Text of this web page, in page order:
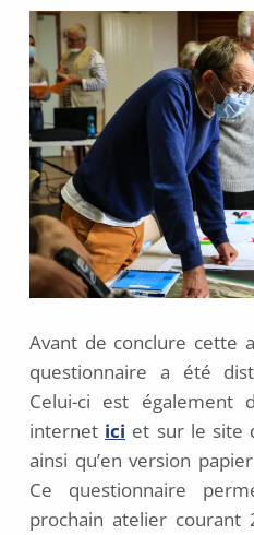
Avant de conclure cette
questionnaire a été
Celui-ci est également
internet ici et sur le site
ainsi qu’en version
Ce questionnaire
prochain atelier courant